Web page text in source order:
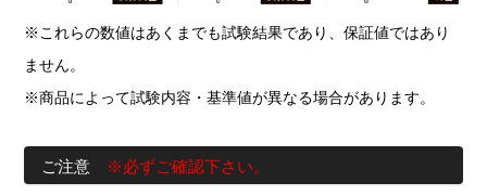
※これらの数値はあくまでも試験結果であり、保証値ではあり
ません。
※商品によって試験内容・基準値が異なる場合があります。
ご注意 ※必ずご確認下さい。